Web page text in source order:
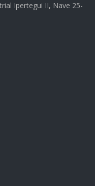
Ipertegui II, Nave 25-